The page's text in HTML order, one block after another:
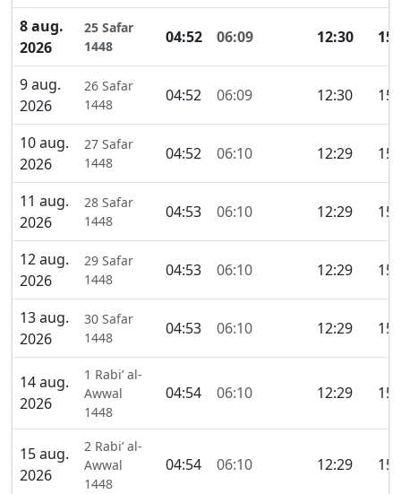
8 aug.
2026
25 Safar
1448
04:52 06:09 12:30
9 aug.
2026
26 Safar
1448
04:52 06:09 12:30
10 aug.
2026
27 Safar
1448
04:52 06:10 12:29
11 aug.
2026
28 Safar
1448
04:53 06:10 12:29
12 aug.
2026
29 Safar
1448
04:53 06:10 12:29
13 aug.
2026
30 Safar
1448
04:53 06:10 12:29
14 aug.
2026
1 Rabi’ al-
Awwal
1448
04:54 06:10 12:29
15 aug.
2026
2 Rabi’ al-
Awwal
1448
04:54 06:10 12:29